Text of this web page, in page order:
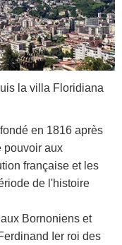
la villa Floridiana
en 1816 après
pouvoir aux
française et les
de l'histoire
Bornoniens et
Ier roi des